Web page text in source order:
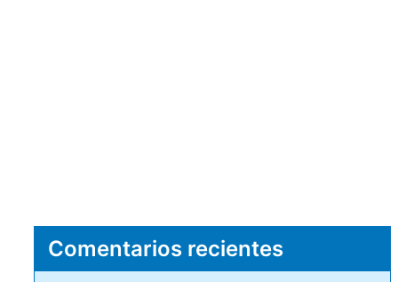
Comentarios recientes